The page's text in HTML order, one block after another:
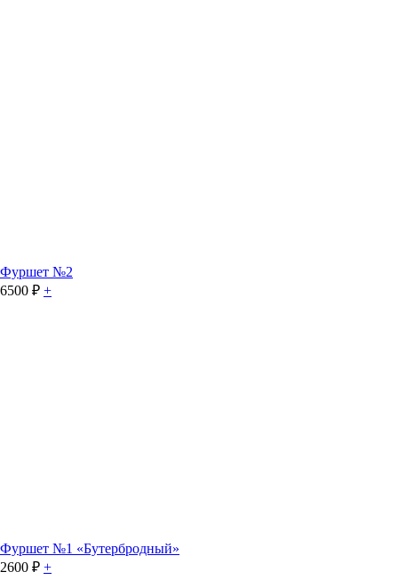
Фуршет №2
6500 ₽ +
Фуршет №1 «Бутербродный»
2600 ₽ +